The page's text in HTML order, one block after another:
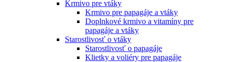
Krmivo pre vtáky
Krmivo pre papagáje a vtáky
Doplnkové krmivo a vitamíny pre
papagáje a vtáky
Starostlivosť o vtáky
Starostlivosť o papagáje
Klietky a voliéry pre papagáje